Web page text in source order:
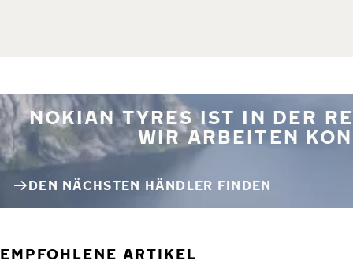
NOKIAN TYRES IST IN DER
WIR ARBEITEN
DEN NÄCHSTEN HÄNDLER FINDEN
EMPFOHLENE ARTIKEL